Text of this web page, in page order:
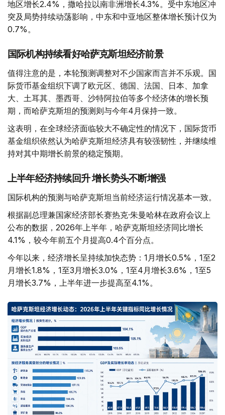
地区增长2.4%，撒哈拉以南非洲增长4.3%。受中东地区冲
突及局势持续动荡影响，中东和中亚地区整体增长预计仅为
0.7%。
国际机构持续看好哈萨克斯坦经济前景
值得注意的是，本轮预测调整对不少国家而言并不乐观。国
际货币基金组织下调了欧元区、德国、法国、日本、加拿
大、土耳其、墨西哥、沙特阿拉伯等多个经济体的增长预
期，而哈萨克斯坦的预测则与今年4月保持一致。
这表明，在全球经济面临较大不确定性的情况下，国际货币
基金组织依然认为哈萨克斯坦经济具有较强韧性，并继续维
持对其中期增长前景的稳定预期。
上半年经济持续回升 增长势头不断增强
国际机构的预测与哈萨克斯坦当前经济运行情况基本一致。
根据副总理兼国家经济部长赛热克·朱曼哈林在政府会议上
公布的数据，2026年上半年，哈萨克斯坦经济同比增长
4.1%，较今年前五个月提高0.4个百分点。
今年以来，经济增长呈持续加快态势：1月增长0.5%，1至2
月增长1.8%，1至3月增长3.0%，1至4月增长3.6%，1至5
月增长3.7%，上半年进一步提高至4.1%。